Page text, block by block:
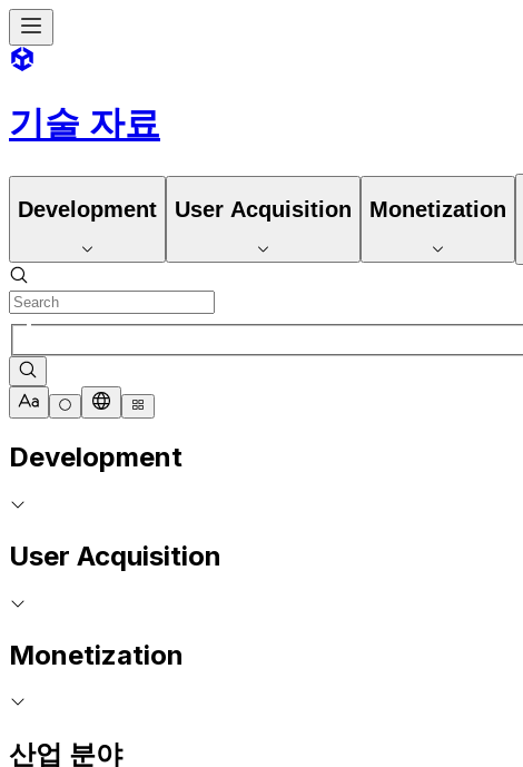
기술 자료
Development User Acquisition Monetization
Development
User Acquisition
Monetization
산업 분야